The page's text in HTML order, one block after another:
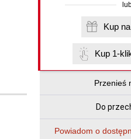
Kup 1-
Przenieś
Do
Powiadom o